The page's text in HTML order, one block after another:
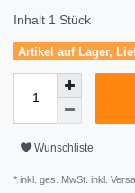
Inhalt 1 Stück
Artikel auf Lager,
Wunschliste
* inkl. ges. MwSt. inkl.